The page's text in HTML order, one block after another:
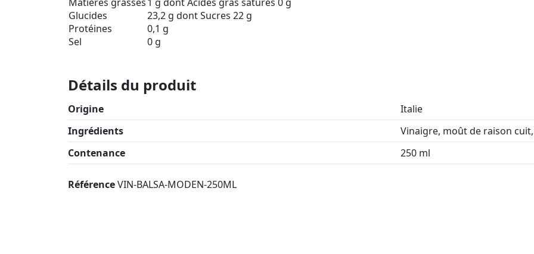
Glucides
23,2 g dont Sucres 22 g
Protéines
0,1 g
Sel
0 g
Détails du produit
Origine
Italie
Ingrédients
Vinaigre, moût de raison
Contenance
250 ml
RéférenceVIN-BALSA-MODEN-250ML